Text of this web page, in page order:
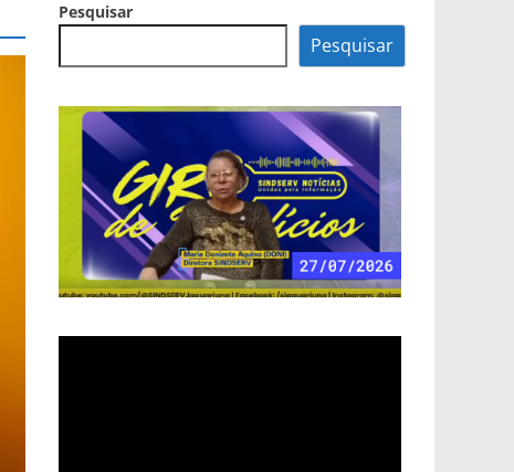
Pesquisar
Pesquisar